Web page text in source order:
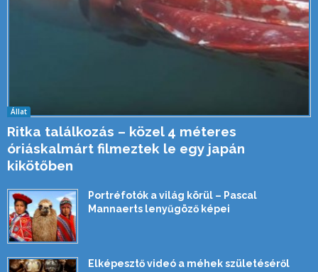
Állat
Ritka találkozás – közel 4 méteres
óriáskalmárt filmeztek le egy japán
kikötőben
Portréfotók a világ körül – Pascal
Mannaerts lenyűgöző képei
Elképesztő videó a méhek születéséről